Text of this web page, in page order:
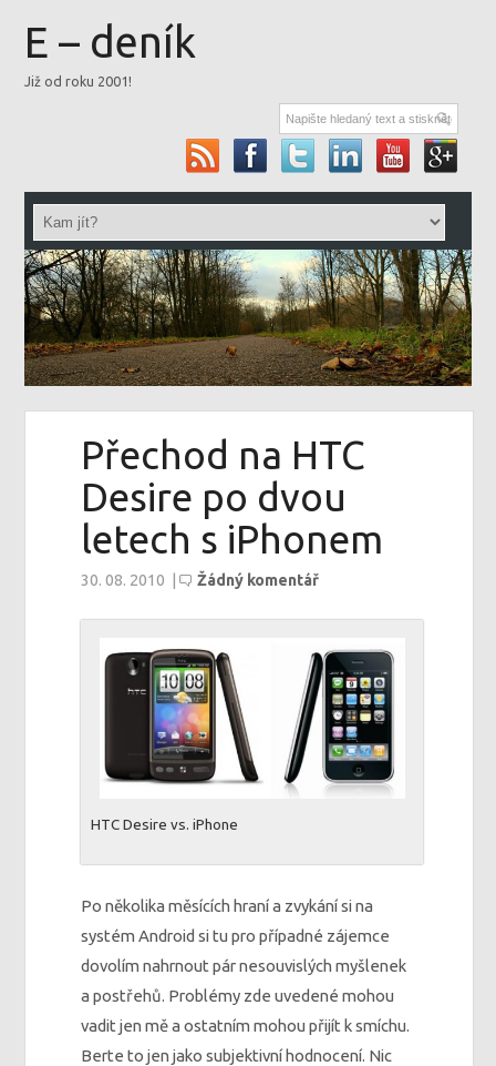
E – deník
Již od roku 2001!
Přechod na HTC
Desire po dvou
letech s iPhonem
30. 08. 2010 | Žádný komentář
HTC Desire vs. iPhone
Po několika měsících hraní a zvykání si na
systém Android si tu pro případné zájemce
dovolím nahrnout pár nesouvislých myšlenek
a postřehů. Problémy zde uvedené mohou
vadit jen mě a ostatním mohou přijít k smíchu.
Berte to jen jako subjektivní hodnocení. Nic